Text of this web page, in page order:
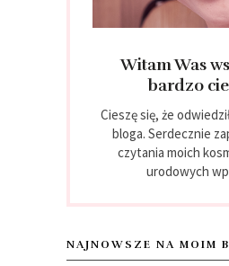
Witam Was
bardzo
Cieszę się, że
bloga. Serdecznie
czytania moich
urodowych
NAJNOWSZE NA MOIM